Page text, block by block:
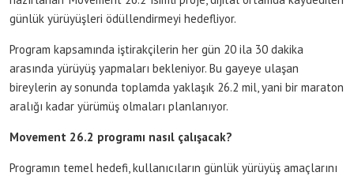
günlük yürüyüşleri ödüllendirmeyi hedefliyor.
Program kapsamında iştirakçilerin her gün 20 ila 30 dakika
arasında yürüyüş yapmaları bekleniyor. Bu gayeye ulaşan
bireylerin ay sonunda toplamda yaklaşık 26.2 mil, yani bir maraton
aralığı kadar yürümüş olmaları planlanıyor.
Movement 26.2 programı nasıl çalışacak?
Programın temel hedefi, kullanıcıların günlük yürüyüş amaçlarını